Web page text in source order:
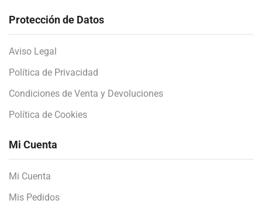
Protección de Datos
Aviso Legal
Política de Privacidad
Condiciones de Venta y Devoluciones
Política de Cookies
Mi Cuenta
Mi Cuenta
Mis Pedidos